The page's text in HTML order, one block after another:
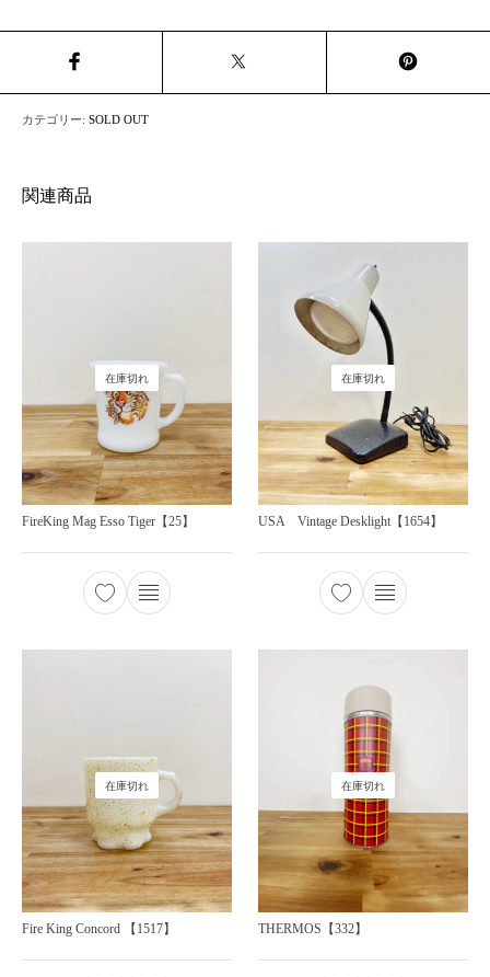
カテゴリー:SOLD OUT
関連商品
在庫切れ
FireKing Mag Esso Tiger【25】
在庫切れ
USA Vintage Desklight【1654】
在庫切れ
Fire King Concord 【1517】
在庫切れ
THERMOS【332】